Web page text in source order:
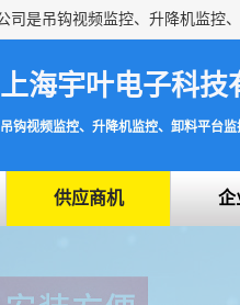
上海宇叶电子科技
吊钩视频监控、升降机监控、卸料平台
供应商机 企